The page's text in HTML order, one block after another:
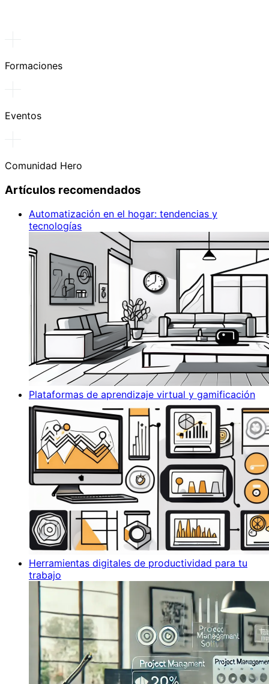
Formaciones
Eventos
Comunidad Hero
Artículos recomendados
Automatización en el hogar: tendencias y
tecnologías
Plataformas de aprendizaje virtual y gamificación
Herramientas digitales de productividad para tu
trabajo